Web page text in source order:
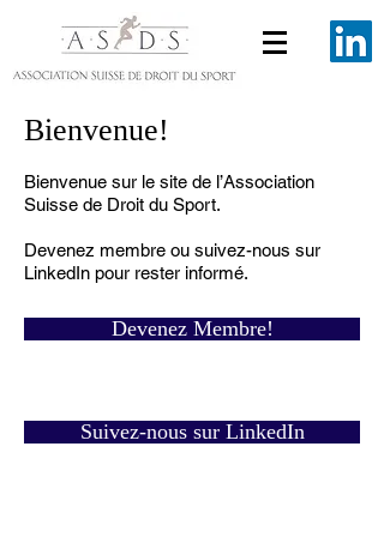
Bienvenue!
Bienvenue sur le site de l’Association
Suisse de Droit du Sport.
Devenez membre ou suivez-nous sur
LinkedIn pour rester informé.
Devenez Membre!
Suivez-nous sur LinkedIn